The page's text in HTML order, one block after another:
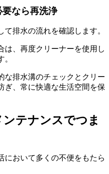
なら再洗浄
排水の流れを確認します。
は、再度クリーナーを使用し
な排水溝のチェックとクリー
ぎ、常に快適な生活空間を保
テナンスでつま
において多くの不便をもたら